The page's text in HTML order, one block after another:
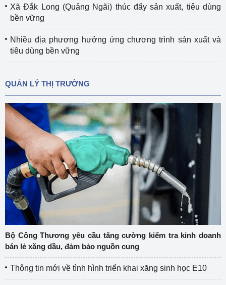
Xã Đắk Long (Quảng Ngãi) thúc đẩy sản xuất, tiêu dùng
bền vững
Nhiều địa phương hưởng ứng chương trình sản xuất và
tiêu dùng bền vững
QUẢN LÝ THỊ TRƯỜNG
Bộ Công Thương yêu cầu tăng cường kiểm tra kinh doanh
bán lẻ xăng dầu, đảm bảo nguồn cung
Thông tin mới về tình hình triển khai xăng sinh học E10